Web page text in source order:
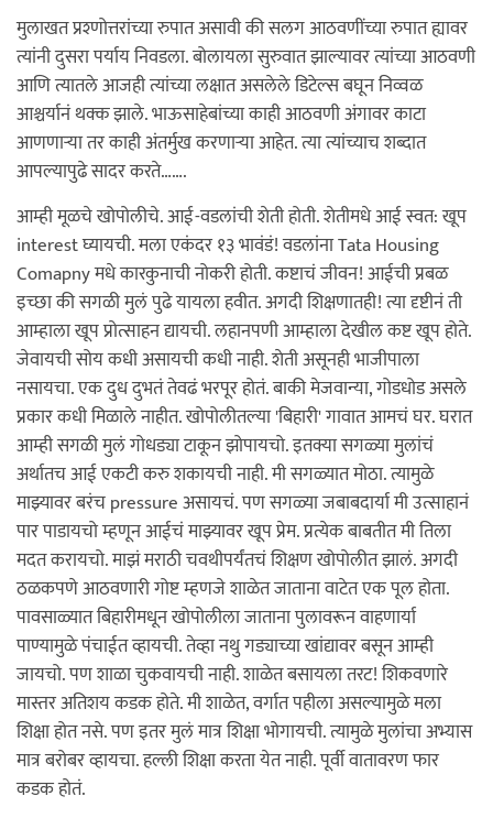
मुलाखत प्रश्णोत्तरांच्या रुपात असावी की सलग आठवणींच्या रुपात ह्यावर
त्यांनी दुसरा पर्याय निवडला. बोलायला सुरुवात झाल्यावर त्यांच्या आठवणी
आणि त्यातले आजही त्यांच्या लक्षात असलेले डिटेल्स बघून निव्वळ
आश्चर्यानं थक्क झाले. भाऊसाहेबांच्या काही आठवणी अंगावर काटा
आणणार्‍या तर काही अंतर्मुख करणार्‍या आहेत. त्या त्यांच्याच शब्दात
आपल्यापुढे सादर करते…….
आम्ही मूळचे खोपोलीचे. आई-वडलांची शेती होती. शेतीमधे आई स्वत: खूप
interest घ्यायची. मला एकंदर १३ भावंडं! वडलांना Tata Housing
Comapny मधे कारकुनाची नोकरी होती. कष्टाचं जीवन! आईची प्रबळ
इच्छा की सगळी मुलं पुढे यायला हवीत. अगदी शिक्षणातही! त्या दृष्टीनं ती
आम्हाला खूप प्रोत्साहन द्यायची. लहानपणी आम्हाला देखील कष्ट खूप होते.
जेवायची सोय कधी असायची कधी नाही. शेती असूनही भाजीपाला
नसायचा. एक दुध दुभतं तेवढं भरपूर होतं. बाकी मेजवान्या, गोडधोड असले
प्रकार कधी मिळाले नाहीत. खोपोलीतल्या 'बिहारी' गावात आमचं घर. घरात
आम्ही सगळी मुलं गोधड्या टाकून झोपायचो. इतक्या सगळ्या मुलांचं
अर्थातच आई एकटी करु शकायची नाही. मी सगळ्यात मोठा. त्यामुळे
माझ्यावर बरंच pressure असायचं. पण सगळ्या जबाबदार्या मी उत्साहानं
पार पाडायचो म्हणून आईचं माझ्यावर खूप प्रेम. प्रत्येक बाबतीत मी तिला
मदत करायचो. माझं मराठी चवथीपर्यंतचं शिक्षण खोपोलीत झालं. अगदी
ठळकपणे आठवणारी गोष्ट म्हणजे शाळेत जाताना वाटेत एक पूल होता.
पावसाळ्यात बिहारीमधून खोपोलीला जाताना पुलावरून वाहणार्या
पाण्यामुळे पंचाईत व्हायची. तेव्हा नथु गड्याच्या खांद्यावर बसून आम्ही
जायचो. पण शाळा चुकवायची नाही. शाळेत बसायला तरट! शिकवणारे
मास्तर अतिशय कडक होते. मी शाळेत, वर्गात पहीला असल्यामुळे मला
शिक्षा होत नसे. पण इतर मुलं मात्र शिक्षा भोगायची. त्यामुळे मुलांचा अभ्यास
मात्र बरोबर व्हायचा. हल्ली शिक्षा करता येत नाही. पूर्वी वातावरण फार
कडक होतं.